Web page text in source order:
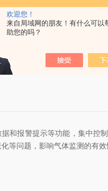
欢迎您！
来自局域网的朋友！有什么可以
助您的吗？
和报警提示等功能，集中
等问题，影响气体监测的有效